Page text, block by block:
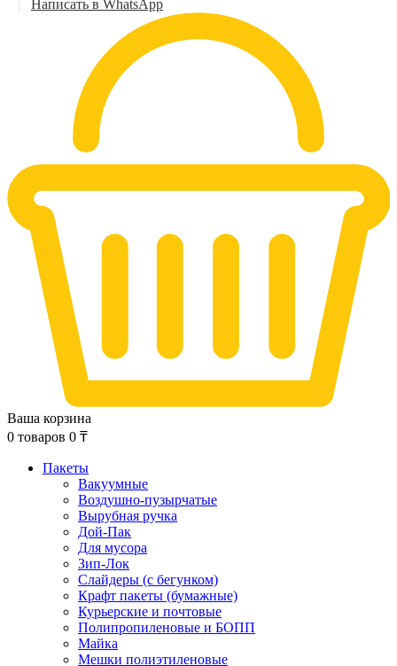
Написать в WhatsApp
Ваша корзина
0 товаров 0 ₸
Пакеты
Вакуумные
Воздушно-пузырчатые
Вырубная ручка
Дой-Пак
Для мусора
Зип-Лок
Слайдеры (с бегунком)
Крафт пакеты (бумажные)
Курьерские и почтовые
Полипропиленовые и БОПП
Майка
Мешки полиэтиленовые